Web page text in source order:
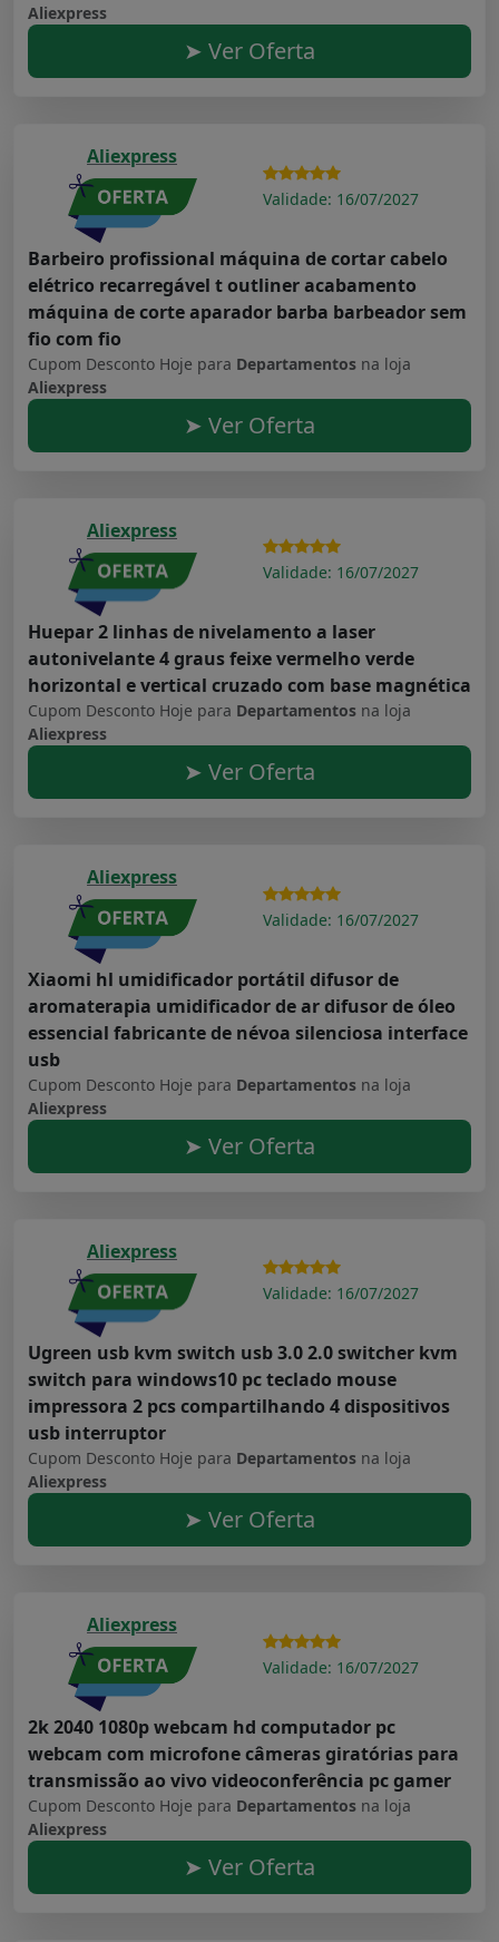
Aliexpress
➤ Ver Oferta
Aliexpress
Validade: 16/07/2027
Barbeiro profissional máquina de cortar cabelo
elétrico recarregável t outliner acabamento
máquina de corte aparador barba barbeador sem
fio com fio
Cupom Desconto Hoje para Departamentos na loja
Aliexpress
➤ Ver Oferta
Aliexpress
Validade: 16/07/2027
Huepar 2 linhas de nivelamento a laser
autonivelante 4 graus feixe vermelho verde
horizontal e vertical cruzado com base magnética
Cupom Desconto Hoje para Departamentos na loja
Aliexpress
➤ Ver Oferta
Aliexpress
Validade: 16/07/2027
Xiaomi hl umidificador portátil difusor de
aromaterapia umidificador de ar difusor de óleo
essencial fabricante de névoa silenciosa interface
usb
Cupom Desconto Hoje para Departamentos na loja
Aliexpress
➤ Ver Oferta
Aliexpress
Validade: 16/07/2027
Ugreen usb kvm switch usb 3.0 2.0 switcher kvm
switch para windows10 pc teclado mouse
impressora 2 pcs compartilhando 4 dispositivos
usb interruptor
Cupom Desconto Hoje para Departamentos na loja
Aliexpress
➤ Ver Oferta
Aliexpress
Validade: 16/07/2027
2k 2040 1080p webcam hd computador pc
webcam com microfone câmeras giratórias para
transmissão ao vivo videoconferência pc gamer
Cupom Desconto Hoje para Departamentos na loja
Aliexpress
➤ Ver Oferta